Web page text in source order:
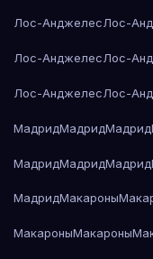
Лос-АнджелесЛос-
Лос-АнджелесЛос-
Лос-АнджелесЛос-
МадридМадридМадрид
МадридМадридМадрид
МадридМакароны
МакароныМакароны